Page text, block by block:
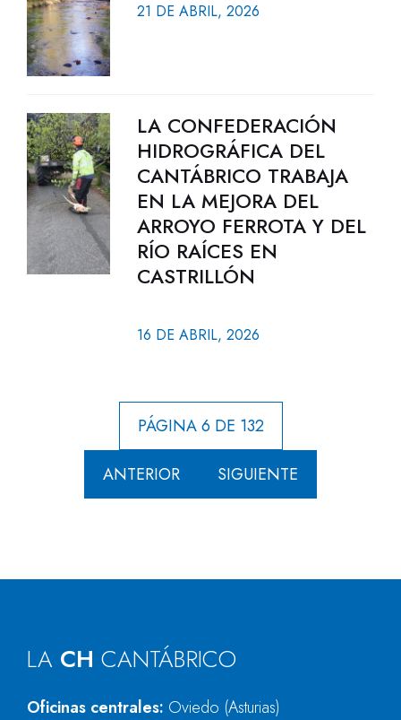
21 DE ABRIL, 2026
LA CONFEDERACIÓN
HIDROGRÁFICA DEL
CANTÁBRICO TRABAJA
EN LA MEJORA DEL
ARROYO FERROTA Y DEL
RÍO RAÍCES EN
CASTRILLÓN
16 DE ABRIL, 2026
PÁGINA 6 DE 132
ANTERIOR SIGUIENTE
LA CH CANTÁBRICO
Oficinas centrales: Oviedo (Asturias)